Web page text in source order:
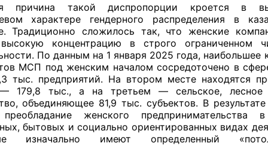
причина такой диспропорции кроется в
характере гендерного распределения в
Традиционно сложилось так, что женские
концентрацию в строго ограниченном
По данным на 1 января 2025 года, наибольшее
МСП под женским началом сосредоточено в
тыс. предприятий. На втором месте находятся
— 179,8 тыс., а на третьем — сельское,
объединяющее 81,9 тыс. субъектов. В
женского предпринимательства
бытовых и социально ориентированных видах
изначально имеют определенный